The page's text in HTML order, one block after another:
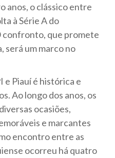
anos, o clássico entre
à Série A do
confronto, que promete
será um marco no
Piauí é histórica e
Ao longo dos anos, os
ocasiões,
e marcantes
encontro entre as
ocorreu há quatro